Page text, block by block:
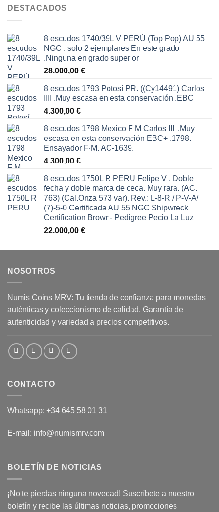
DESTACADOS
8 escudos 1740/39L V PERÚ (Top Pop) AU 55
NGC : solo 2 ejemplares En este grado
.Ninguna en grado superior
28.000,00 €
8 escudos 1793 Potosí PR. ((Cy14491) Carlos
IIII .Muy escasa en esta conservación .EBC
4.300,00 €
8 escudos 1798 Mexico F M Carlos IIII .Muy
escasa en esta conservación EBC+ .1798.
Ensayador F·M. AC-1639.
4.300,00 €
8 escudos 1750L R PERU Felipe V . Doble
fecha y doble marca de ceca. Muy rara. (AC.
763) (Cal.Onza 573 var). Rev.: L-8-R / P-V-A/
(7)-5-0 Certificada AU 55 NGC Shipwreck
Certification Brown- Pedigree Pecio La Luz
22.000,00 €
NOSOTROS
Numis Coins MRV: Tu tienda de confianza para monedas
auténticas y coleccionismo de calidad. Garantía de
autenticidad y variedad a precios competitivos.
CONTACTO
Whatsapp: +34 645 58 01 31
E-mail: info@numismrv.com
BOLETÍN DE NOTICIAS
¡No te pierdas ninguna novedad! Suscríbete a nuestro
boletín y recibe las últimas noticias, promociones